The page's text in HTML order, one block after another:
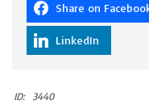
Share on
LinkedIn
ID:
3440